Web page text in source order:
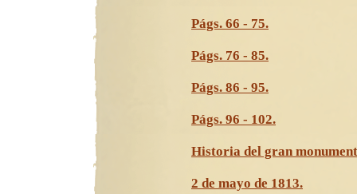
Págs. 66 - 75.
Págs. 76 - 85.
Págs. 86 - 95.
Págs. 96 - 102.
Historia del gran
2 de mayo de 1813.